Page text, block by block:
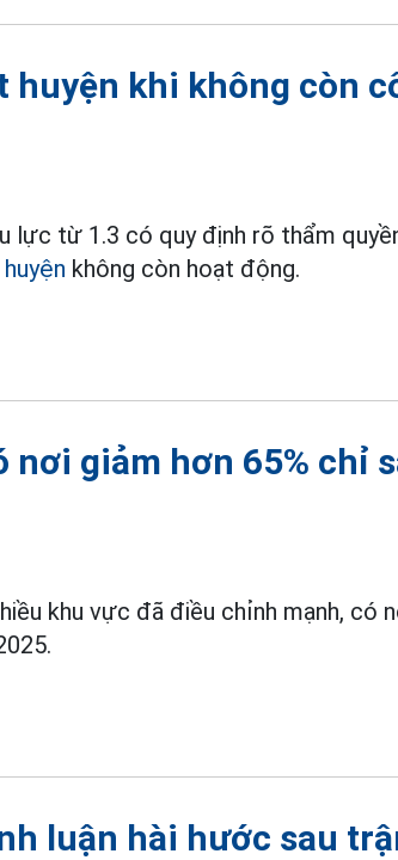
huyện khi không còn
lực từ 1.3 có quy định rõ thẩm
không còn hoạt động.
nơi giảm hơn 65% chỉ
khu vực đã điều chỉnh mạnh, có
luận hài hước sau